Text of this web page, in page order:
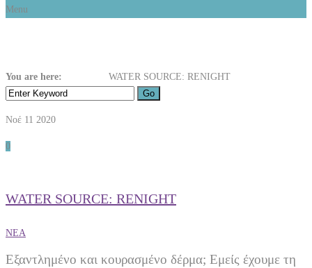
Menu
You are here: WATER SOURCE: RENIGHT
Νοέ 11 2020
0
WATER SOURCE: RENIGHT
ΝΕΑ
Εξαντλημένο και κουρασμένο δέρμα; Εμείς έχουμε τη